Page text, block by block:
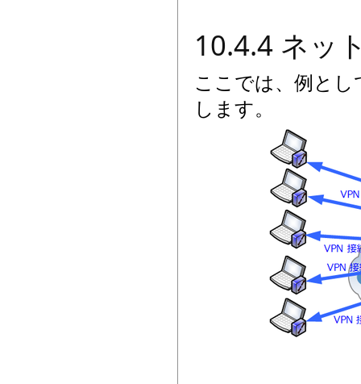
10.4.4 ネッ
ここでは、例と
します。